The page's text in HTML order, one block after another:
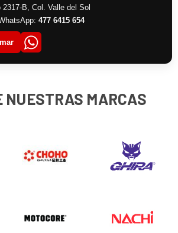
B, Col. Valle del Sol
477 6415 654
NUESTRAS MARCAS